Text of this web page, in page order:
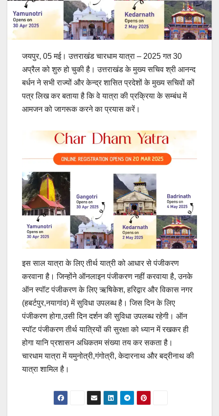
जयपुर, 05 मई। उत्तराखंड चारधाम यात्रा – 2025 गत 30
अप्रैल को शुरु हो चुकी है। उत्तराखंड के मुख्य सचिव श्री आनन्द
बर्धन ने सभी राज्यों और केन्द्र शासित प्रदेशों के मुख्य सचिवों कों
पत्र लिख कर बताया है कि वे यात्रा की प्रक्रिया के सम्बंध में
आमजन को जागरूक करने का प्रयास करें।
इस साल यात्रा के लिए तीर्थ यात्री को आधार से पंजीकरण
करवाना है। जिन्होंने ऑनलाइन पंजीकरण नहीं करवाया है, उनके
ऑन स्पॉट पंजीकरण के लिए ऋषिकेश, हरिद्वार और विकास नगर
(हबर्टपुर,नयागांव) में सुविधा उपलब्ध है। जिस दिन के लिए
पंजीकरण होगा,उसी दिन दर्शन की सुविधा उपलब्ध रहेगी। ऑन
स्पॉट पंजीकरण तीर्थ यात्रियों की सुरक्षा को ध्यान में रखकर ही
होगा यानि प्रशासन अधिकतम संख्या तय कर सकता है।
चारधाम यात्रा में यमुनोत्री,गंगोत्री, केदारनाथ और बद्रीनाथ की
यात्रा शामिल है।